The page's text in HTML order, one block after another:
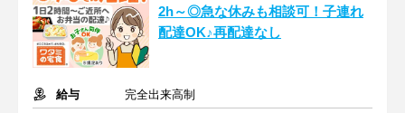
2h～◎急な休みも相談可！子連れ
配達OK♪再配達なし
給与
完全出来高制